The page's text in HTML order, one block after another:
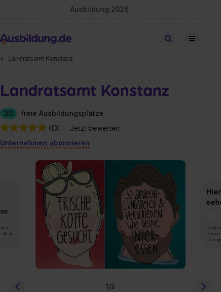
Ausbildung 2026
Stellen finden
Landratsamt Konstanz
Landratsamt Konstanz
30
freie Ausbildungsplätze
(13)
Jetzt bewerten
Unternehmen abonnieren
Mehr
Ich
Infos
1/2